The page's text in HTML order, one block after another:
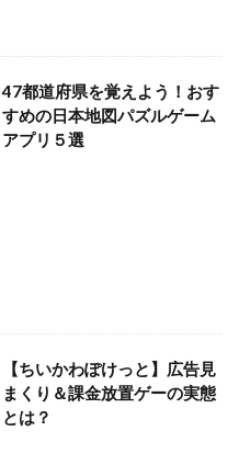
47都道府県を覚えよう！おす
すめの日本地図パズルゲーム
アプリ５選
【ちいかわぽけっと】広告見
まくり＆課金放置ゲーの実態
とは？